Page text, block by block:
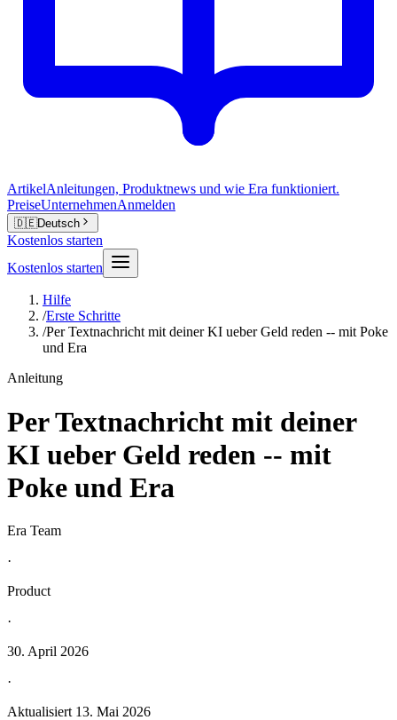
ArtikelAnleitungen, Produktnews und wie Era funktioniert.
PreiseUnternehmenAnmelden
🇩🇪Deutsch
Kostenlos starten
Kostenlos starten
Hilfe
/Erste Schritte
/Per Textnachricht mit deiner KI ueber Geld reden -- mit Poke
und Era
Anleitung
Per Textnachricht mit deiner
KI ueber Geld reden -- mit
Poke und Era
Era Team
·
Product
·
30. April 2026
·
Aktualisiert 13. Mai 2026